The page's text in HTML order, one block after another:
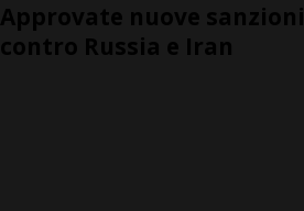
Approvate nuove sanzioni
contro Russia e Iran